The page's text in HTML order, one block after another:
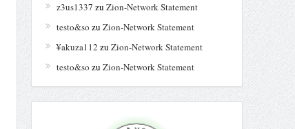
z3us1337 zu Zion-Network Statement
testo&so zu Zion-Network Statement
¥akuza112 zu Zion-Network Statement
testo&so zu Zion-Network Statement